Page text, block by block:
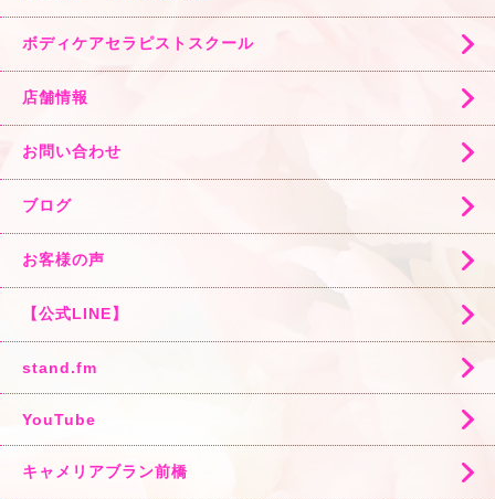
ボディケアセラピストスクール
店舗情報
お問い合わせ
ブログ
お客様の声
【公式LINE】
stand.fm
YouTube
キャメリアブラン前橋